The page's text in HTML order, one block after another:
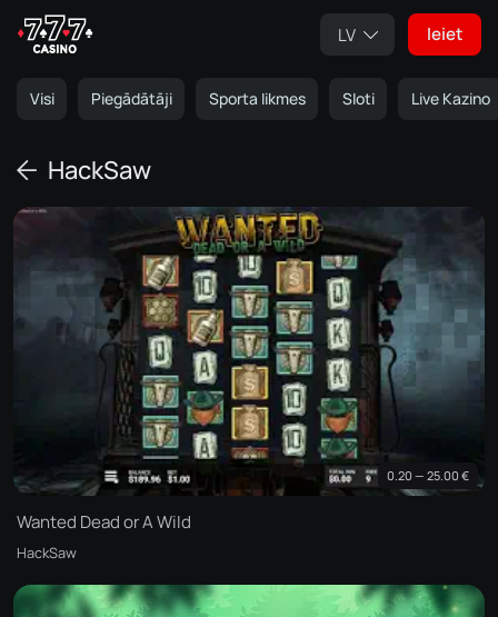
LV Ieiet
Visi Piegādātāji Sporta likmes Sloti Live Kazino
HackSaw
0.20 — 25.00 €
Wanted Dead or A Wild
HackSaw